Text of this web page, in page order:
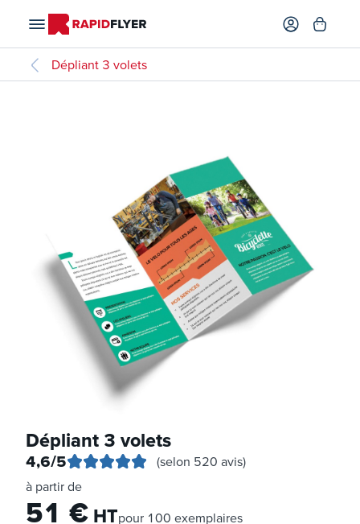
Dépliant 3 volets
Dépliant 3 volets
4,6/5
(selon 520 avis)
à partir de
51 €HTpour 100 exemplaires